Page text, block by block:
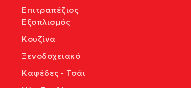
Επιτραπέζιος
Εξοπλισμός
Κουζίνα
Ξενοδοχειακό
Καφέδες - Τσάι